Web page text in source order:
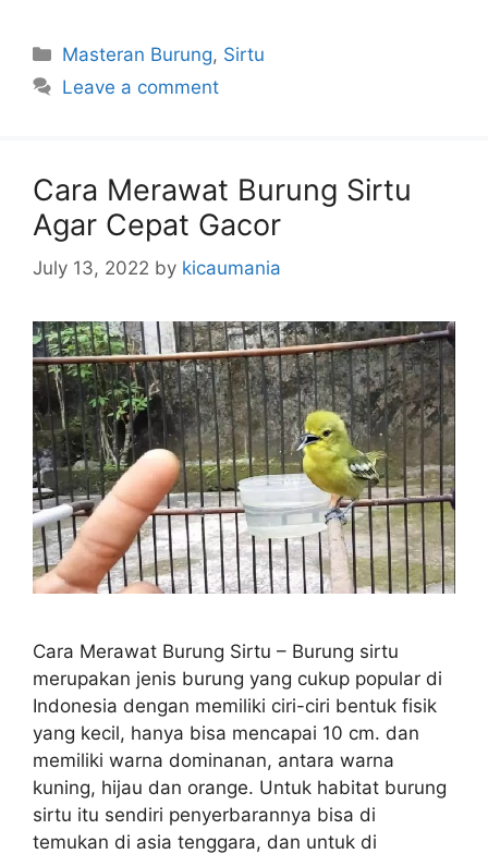
Categories
Masteran Burung, Sirtu
Leave a comment
Cara Merawat Burung Sirtu
Agar Cepat Gacor
July 13, 2022 by kicaumania
Cara Merawat Burung Sirtu – Burung sirtu
merupakan jenis burung yang cukup popular di
Indonesia dengan memiliki ciri-ciri bentuk fisik
yang kecil, hanya bisa mencapai 10 cm. dan
memiliki warna dominanan, antara warna
kuning, hijau dan orange. Untuk habitat burung
sirtu itu sendiri penyerbarannya bisa di
temukan di asia tenggara, dan untuk di